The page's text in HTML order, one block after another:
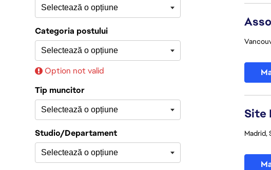
Categoria postului
Option not valid
Tip muncitor
Studio/Departament
Site
Madrid,